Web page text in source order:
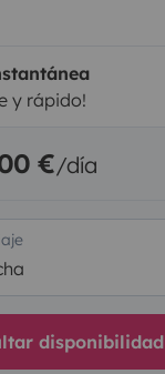
y rápido!
€/día
disponibilidad